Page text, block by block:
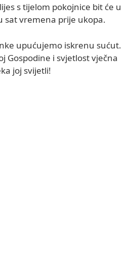
s tijelom pokojnice bit će u
sat vremena prije ukopa.
upućujemo iskrenu sućut.
Gospodine i svjetlost vječna
joj svijetli!